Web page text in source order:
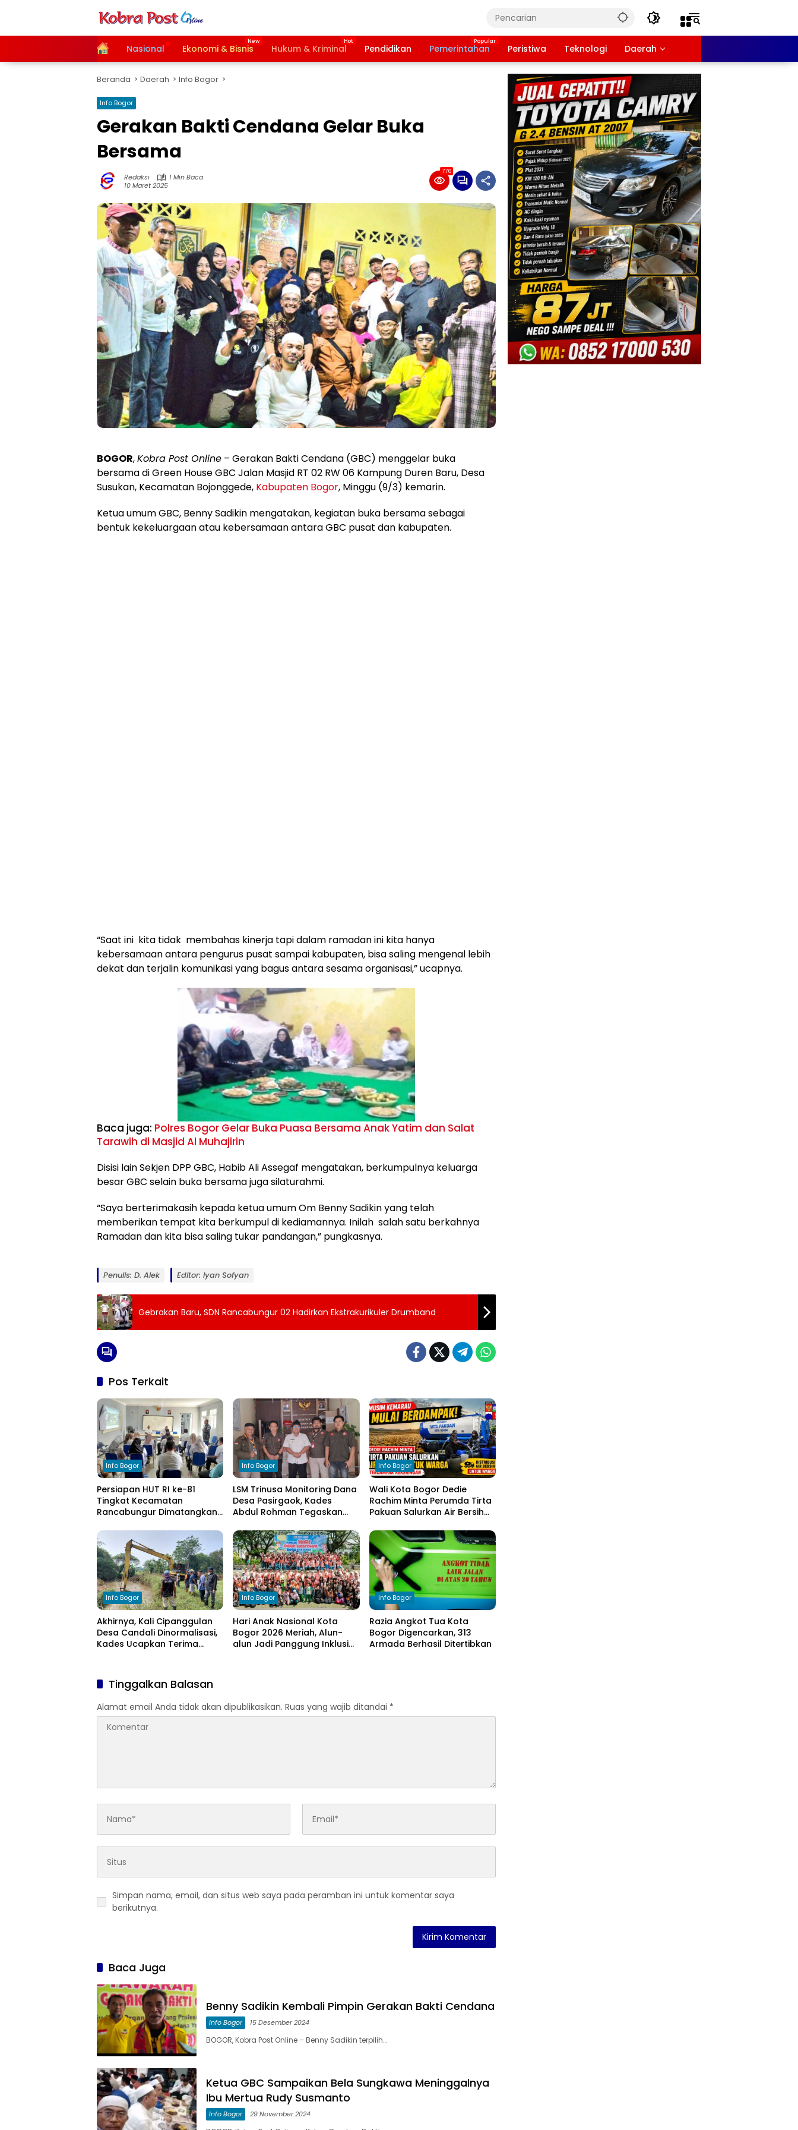
HomeNasional Ekonomi & Bisnis Hukum & Kriminal Pendidikan Pemerintahan Peristiwa Teknologi Daerah
Beranda Daerah Info Bogor
Info Bogor
Gerakan Bakti Cendana Gelar Buka
Bersama
Redaksi
1 Min Baca
10 Maret 2025
776
BOGOR,Kobra Post Online – Gerakan Bakti Cendana (GBC) menggelar buka
bersama di Green House GBC Jalan Masjid RT 02 RW 06 Kampung Duren Baru, Desa
Susukan, Kecamatan Bojonggede, Kabupaten Bogor, Minggu (9/3) kemarin.
Ketua umum GBC, Benny Sadikin mengatakan, kegiatan buka bersama sebagai
bentuk kekeluargaan atau kebersamaan antara GBC pusat dan kabupaten.
“Saat ini kita tidak membahas kinerja tapi dalam ramadan ini kita hanya
kebersamaan antara pengurus pusat sampai kabupaten, bisa saling mengenal lebih
dekat dan terjalin komunikasi yang bagus antara sesama organisasi,” ucapnya.
Baca juga: Polres Bogor Gelar Buka Puasa Bersama Anak Yatim dan Salat
Tarawih di Masjid Al Muhajirin
Disisi lain Sekjen DPP GBC, Habib Ali Assegaf mengatakan, berkumpulnya keluarga
besar GBC selain buka bersama juga silaturahmi.
“Saya berterimakasih kepada ketua umum Om Benny Sadikin yang telah
memberikan tempat kita berkumpul di kediamannya. Inilah salah satu berkahnya
Ramadan dan kita bisa saling tukar pandangan,” pungkasnya.
Penulis: D. Alek Editor: Iyan Sofyan
Gebrakan Baru, SDN Rancabungur 02 Hadirkan Ekstrakurikuler Drumband
Pos Terkait
Info Bogor
Persiapan HUT RI ke-81
Tingkat Kecamatan
Rancabungur Dimatangkan
Seluruh Elemen Masyarakat
Info Bogor
LSM Trinusa Monitoring Dana
Desa Pasirgaok, Kades
Abdul Rohman Tegaskan
Pengelolaan Anggaran
Info Bogor
Wali Kota Bogor Dedie
Rachim Minta Perumda Tirta
Pakuan Salurkan Air Bersih
Kekeringan
Info Bogor
Akhirnya, Kali Cipanggulan
Desa Candali Dinormalisasi,
Kades Ucapkan Terima
Info Bogor
Hari Anak Nasional Kota
Bogor 2026 Meriah, Alun-
alun Jadi Panggung Inklusi
Info Bogor
Razia Angkot Tua Kota
Bogor Digencarkan, 313
Armada Berhasil Ditertibkan
Tinggalkan Balasan
Alamat email Anda tidak akan dipublikasikan. Ruas yang wajib ditandai *
Simpan nama, email, dan situs web saya pada peramban ini untuk komentar saya
berikutnya.
Baca Juga
Benny Sadikin Kembali Pimpin Gerakan Bakti Cendana
Info Bogor 15 Desember 2024
BOGOR, Kobra Post Online – Benny Sadikin terpilih…
Ketua GBC Sampaikan Bela Sungkawa Meninggalnya
Ibu Mertua Rudy Susmanto
Info Bogor 29 November 2024